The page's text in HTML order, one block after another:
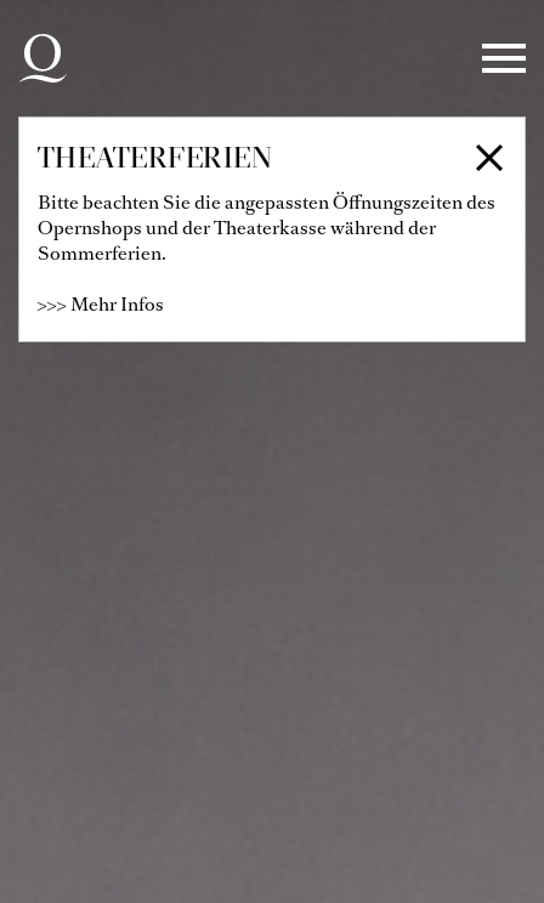
Zur Hauptnavigation springen
Zum Hauptinhalt springen
Zum Footer springen
THEATERFERIEN
Bitte beachten Sie die angepassten Öffnungszeiten des
Opernshops und der Theaterkasse während der
Sommerferien.
>>> Mehr Infos